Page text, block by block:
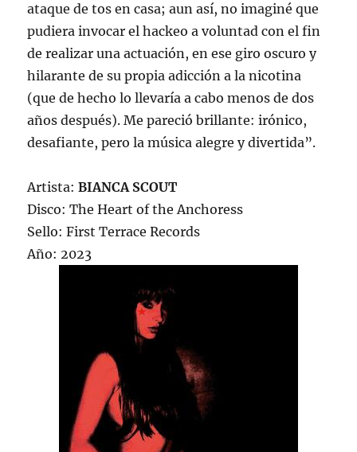
ataque de tos en casa; aun así, no imaginé que
pudiera invocar el hackeo a voluntad con el fin
de realizar una actuación, en ese giro oscuro y
hilarante de su propia adicción a la nicotina
(que de hecho lo llevaría a cabo menos de dos
años después). Me pareció brillante: irónico,
desafiante, pero la música alegre y divertida”.
Artista:BIANCA SCOUT
Disco: The Heart of the Anchoress
Sello: First Terrace Records
Año: 2023